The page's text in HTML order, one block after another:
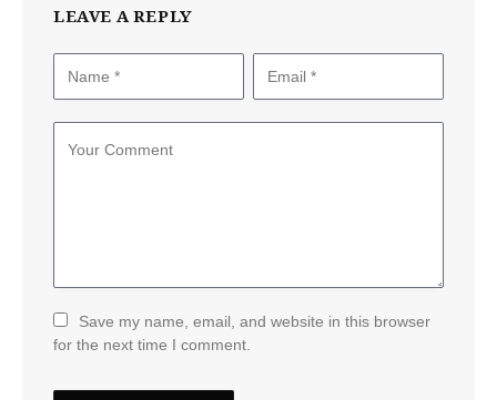
LEAVE A REPLY
Save my name, email, and website in this browser
for the next time I comment.